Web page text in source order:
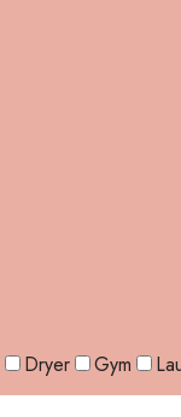
Dryer Gym